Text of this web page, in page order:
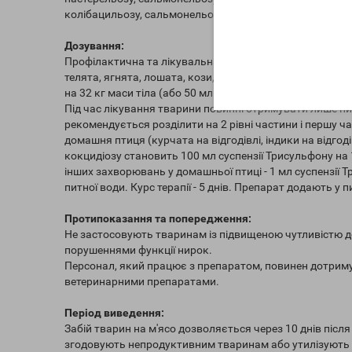
колібацильозу, сальмонельозу тощо.
Дозування:
Профілактична та лікувальна добова доза:
телята, ягнята, лошата, кози, свині - від 15 до 30 мг
на 32 кг маси тіла (або 50 мл на 100 л питної води).
Під час лікування тварини повинні отримувати лише
рекомендується розділити на 2 рівні частини і першу
домашня птиця (курчата на відгодівлі, індики на
кокцидіозу становить 100 мл суспензії Трисульфону
інших захворювань у домашньої птиці - 1 мл суспензії
питної води. Курс терапії - 5 днів. Препарат додають у
Протипоказання та попередження:
Не застосовують тваринам із підвищеною
порушеннями функції нирок.
Персонал, який працює з препаратом, повинен
ветеринарними препаратами.
Період виведення:
Забій тварин на м'ясо дозволяється через 10 днів
згодовують непродуктивним тваринам або